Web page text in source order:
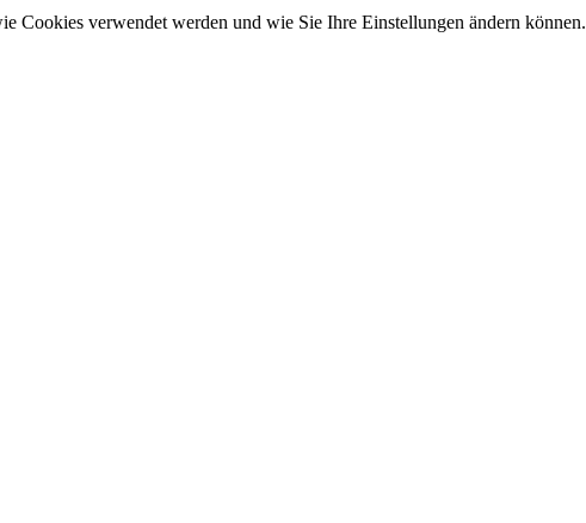
Cookies verwendet werden und wie Sie Ihre Einstellungen ändern können.